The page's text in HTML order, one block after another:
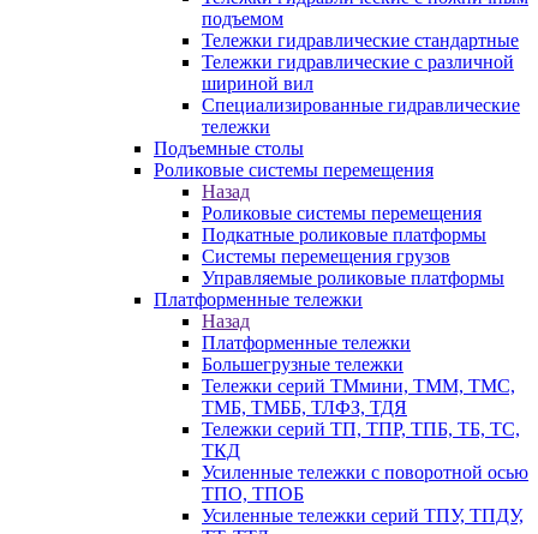
подъемом
Тележки гидравлические стандартные
Тележки гидравлические с различной
шириной вил
Специализированные гидравлические
тележки
Подъемные столы
Роликовые системы перемещения
Назад
Роликовые системы перемещения
Подкатные роликовые платформы
Системы перемещения грузов
Управляемые роликовые платформы
Платформенные тележки
Назад
Платформенные тележки
Большегрузные тележки
Тележки серий ТМмини, ТММ, ТМС,
ТМБ, ТМББ, ТЛФЗ, ТДЯ
Тележки серий ТП, ТПР, ТПБ, ТБ, ТС,
ТКД
Усиленные тележки с поворотной осью
ТПО, ТПОБ
Усиленные тележки серий ТПУ, ТПДУ,